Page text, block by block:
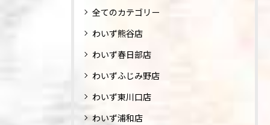
全てのカテゴリー
わいず熊谷店
わいず春日部店
わいずふじみ野店
わいず東川口店
わいず浦和店